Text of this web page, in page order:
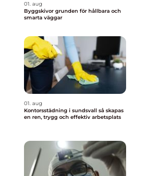
01. aug
Byggskivor grunden för hållbara och
smarta väggar
01. aug
Kontorsstädning i sundsvall så skapas
en ren, trygg och effektiv arbetsplats